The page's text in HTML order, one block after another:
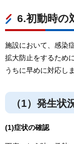
6.初動時の
施設において、感染
拡大防止をするため
うちに早めに対応し
（1）発生状
(1)症状の確認